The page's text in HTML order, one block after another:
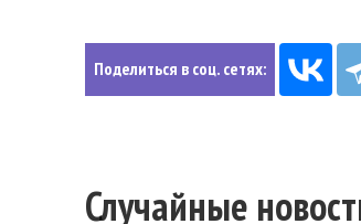
Поделиться в соц. сетях:
Случайные